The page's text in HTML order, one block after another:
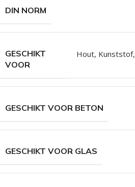
DIN NORM
GESCHIKT
VOOR
Hout, Kunststof,
GESCHIKT VOOR BETON
GESCHIKT VOOR GLAS